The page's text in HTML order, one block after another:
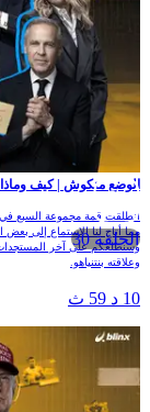
الحلقة 30
الوضع منكوش | كيف وماذا
انطلقت قمة مجموعة السبع في
مما أتاح لنا الاستماع إلى بعض
وسنطلعكم على آخر المستجدات
وعلاقته بنتنياهو.
10 د 59 ث